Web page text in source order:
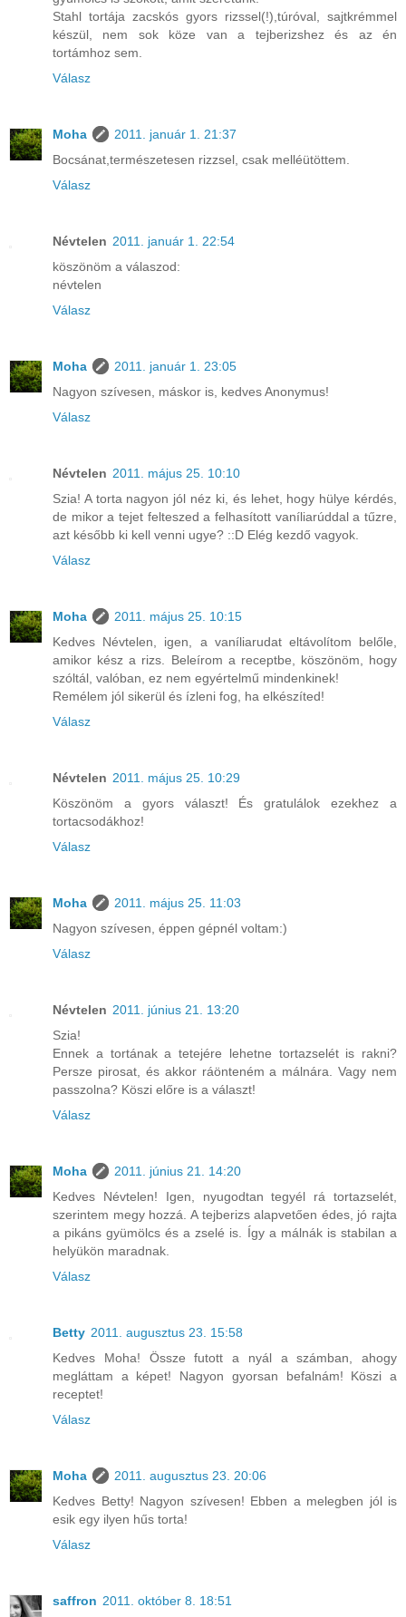
Stahl tortája zacskós gyors rizssel(!),túróval, sajtkrémmel
készül, nem sok köze van a tejberizshez és az én
tortámhoz sem.
Válasz
Moha
2011. január 1. 21:37
Bocsánat,természetesen rizzsel, csak melléütöttem.
Válasz
Névtelen 2011. január 1. 22:54
köszönöm a válaszod:
névtelen
Válasz
Moha
2011. január 1. 23:05
Nagyon szívesen, máskor is, kedves Anonymus!
Válasz
Névtelen 2011. május 25. 10:10
Szia! A torta nagyon jól néz ki, és lehet, hogy hülye kérdés,
de mikor a tejet felteszed a felhasított vaníliarúddal a tűzre,
azt később ki kell venni ugye? ::D Elég kezdő vagyok.
Válasz
Moha
2011. május 25. 10:15
Kedves Névtelen, igen, a vaníliarudat eltávolítom belőle,
amikor kész a rizs. Beleírom a receptbe, köszönöm, hogy
szóltál, valóban, ez nem egyértelmű mindenkinek!
Remélem jól sikerül és ízleni fog, ha elkészíted!
Válasz
Névtelen 2011. május 25. 10:29
Köszönöm a gyors választ! És gratulálok ezekhez a
tortacsodákhoz!
Válasz
Moha
2011. május 25. 11:03
Nagyon szívesen, éppen gépnél voltam:)
Válasz
Névtelen 2011. június 21. 13:20
Szia!
Ennek a tortának a tetejére lehetne tortazselét is rakni?
Persze pirosat, és akkor ráönteném a málnára. Vagy nem
passzolna? Köszi előre is a választ!
Válasz
Moha
2011. június 21. 14:20
Kedves Névtelen! Igen, nyugodtan tegyél rá tortazselét,
szerintem megy hozzá. A tejberizs alapvetően édes, jó rajta
a pikáns gyümölcs és a zselé is. Így a málnák is stabilan a
helyükön maradnak.
Válasz
Betty 2011. augusztus 23. 15:58
Kedves Moha! Össze futott a nyál a számban, ahogy
megláttam a képet! Nagyon gyorsan befalnám! Köszi a
receptet!
Válasz
Moha
2011. augusztus 23. 20:06
Kedves Betty! Nagyon szívesen! Ebben a melegben jól is
esik egy ilyen hűs torta!
Válasz
saffron 2011. október 8. 18:51